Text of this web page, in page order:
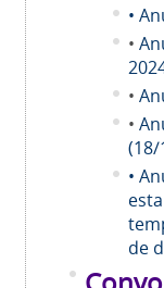
•
•
•
•
(18/
•
de